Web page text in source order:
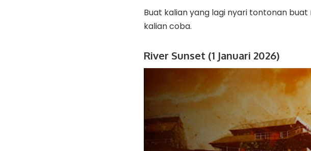
Buat kalian yang lagi nyari tontonan
kalian coba.
River Sunset (1 Januari 2026)